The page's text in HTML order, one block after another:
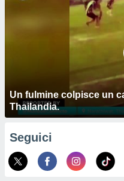
Un fulmine colpisce un
Thailandia.
Seguici